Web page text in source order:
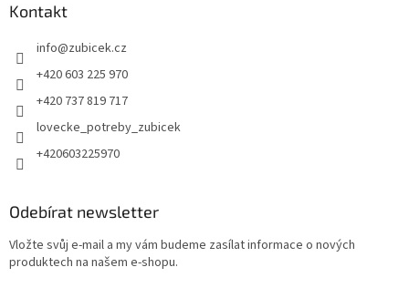
Kontakt
info@zubicek.cz
+420 603 225 970
+420 737 819 717
lovecke_potreby_zubicek
+420603225970
Odebírat newsletter
Vložte svůj e-mail a my vám budeme zasílat informace o nových
produktech na našem e-shopu.